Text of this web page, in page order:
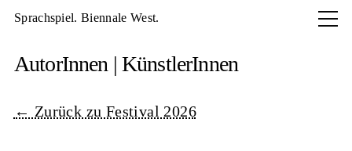
Aktuell
Programm
About
Sprachspiel. Biennale West.
AutorInnen | KünstlerInnen
← Zurück zu Festival 2026